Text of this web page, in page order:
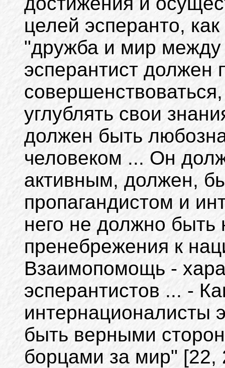
целей эсперанто,
"дружба и мир
эсперантист должен
углублять свои
должен быть
человеком ... Он
активным, должен,
пропагандистом и
него не должно быть
пренебрежения к
Взаимопомощь -
эсперантистов ... -
интернационалисты
быть верными
борцами за мир" [22,